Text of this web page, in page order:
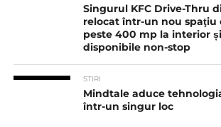
Singurul KFC Drive-Thru
relocat într-un nou spaţiu
peste 400 mp la interior
disponibile non-stop
STIRI
Mindtale aduce
într-un singur loc